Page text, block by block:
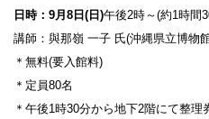
これからのイベント
美術教室
過去のイベント
日時：9月8日(日)午後2時～(約1時間
講師：與那嶺 一子 氏(沖縄県立博物
＊無料(要入館料)
＊定員80名
＊午後1時30分から地下2階にて整理